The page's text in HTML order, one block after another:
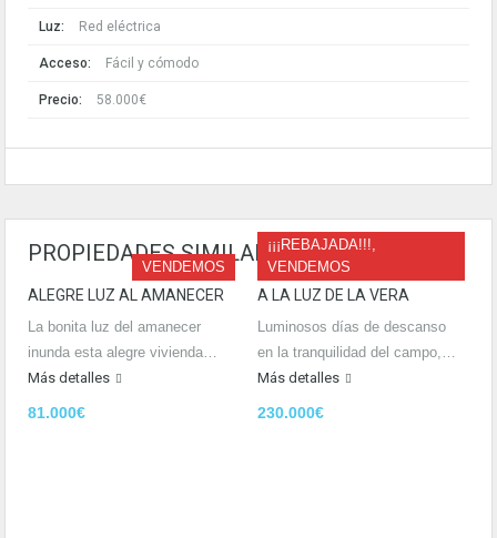
Luz: Red eléctrica
Acceso: Fácil y cómodo
Precio: 58.000€
PROPIEDADES SIMILARES
VENDEMOS
ALEGRE LUZ AL AMANECER
La bonita luz del amanecer
inunda esta alegre vivienda…
Más detalles
81.000€
¡¡¡REBAJADA!!!,
VENDEMOS
A LA LUZ DE LA VERA
Luminosos días de descanso
en la tranquilidad del campo,…
Más detalles
230.000€